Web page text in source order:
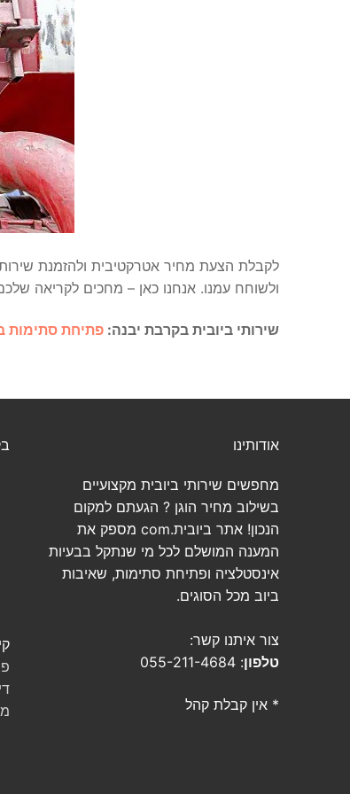
לקבלת הצעת מחיר אטרקטיבית ולהזמנת
ולשוחח עמנו. אנחנו כאן – מחכים לקריאה
שירותי ביובית בקרבת יבנה: פתיחת סתימות
אודותינו
מחפשים שירותי ביובית מקצועיים
בשילוב מחיר הוגן ? הגעתם למקום
הנכון! אתר ביובית.com מספק את
המענה המושלם לכל מי שנתקל בבעיות
אינסטלציה ופתיחת סתימות, שאיבות
ביוב מכל הסוגים.
צור איתנו קשר:
טלפון: 055-211-4684
* אין קבלת קהל